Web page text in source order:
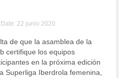
Date: 22 junio 2020
de que la asamblea de la
certifique los equipos
en la próxima edición
Superliga Iberdrola femenina,